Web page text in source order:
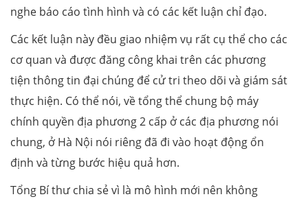
nghe báo cáo tình hình và có các kết luận chỉ đạo.
Các kết luận này đều giao nhiệm vụ rất cụ thể cho các
cơ quan và được đăng công khai trên các phương
tiện thông tin đại chúng để cử tri theo dõi và giám sát
thực hiện. Có thể nói, về tổng thể chung bộ máy
chính quyền địa phương 2 cấp ở các địa phương nói
chung, ở Hà Nội nói riêng đã đi vào hoạt động ổn
định và từng bước hiệu quả hơn.
Tổng Bí thư chia sẻ vì là mô hình mới nên không